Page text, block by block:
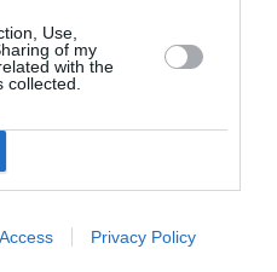
Use,
of my
with the
Privacy Policy
evident,
negocierea liberă între
stabilească în mod
obligație de a
scrisă
niciodată mai mic de